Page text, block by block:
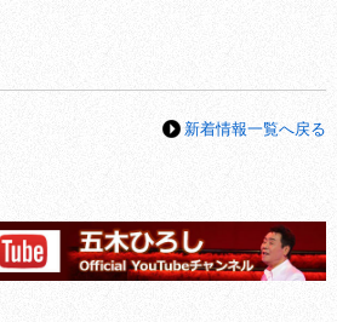
新着情報一覧へ戻る